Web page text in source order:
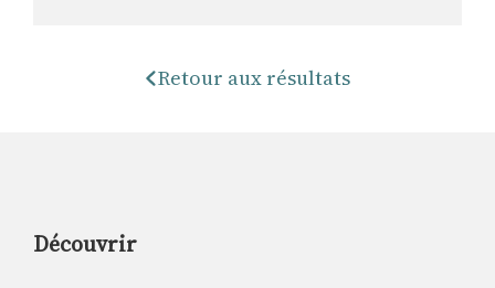
Retour aux résultats
Découvrir